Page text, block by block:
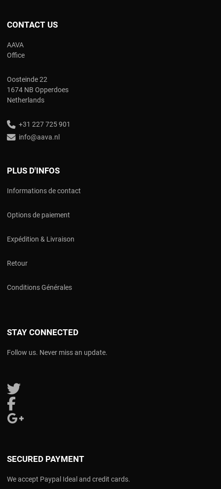
CONTACT US
AAVA
Office
Oosteinde 22
1674 NB Opperdoes
Netherlands
+31 227 725 901
info@aava.nl
PLUS D'INFOS
Informations de contact
Options de paiement
Expédition & Livraison
Retour
Conditions Générales
STAY CONNECTED
Follow us. Never miss an update.
Follow us on Twitter
SECURED PAYMENT
We accept Paypal Ideal and credit cards.